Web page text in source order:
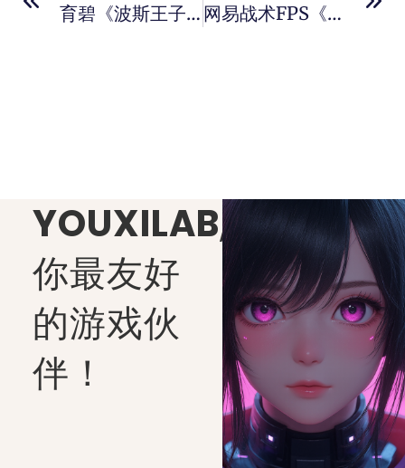
育碧《波斯王子：失落的王冠》手游版今日全球上线 网易战术FPS《界外狂潮》IGN 7分评价：战斗激烈但系统混乱
YOUXILAB,
你最友好
的游戏伙
伴！